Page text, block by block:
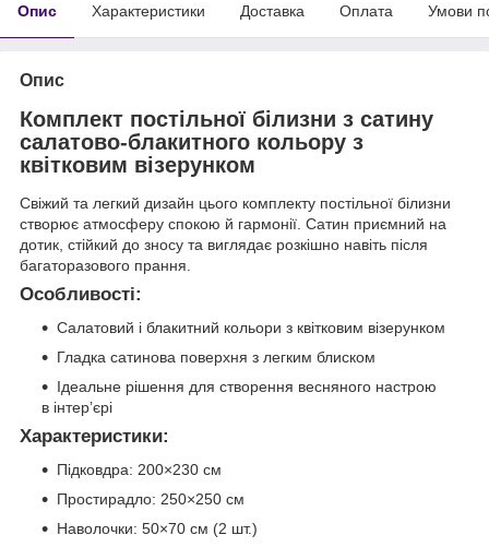
Опис Характеристики Доставка Оплата Умови
Опис
Комплект постільної білизни з сатину
салатово-блакитного кольору з
квітковим візерунком
Свіжий та легкий дизайн цього комплекту постільної білизни
створює атмосферу спокою й гармонії. Сатин приємний на
дотик, стійкий до зносу та виглядає розкішно навіть після
багаторазового прання.
Особливості:
Салатовий і блакитний кольори з квітковим візерунком
Гладка сатинова поверхня з легким блиском
Ідеальне рішення для створення весняного настрою
в інтер’єрі
Характеристики:
Підковдра: 200×230 см
Простирадло: 250×250 см
Наволочки: 50×70 см (2 шт.)